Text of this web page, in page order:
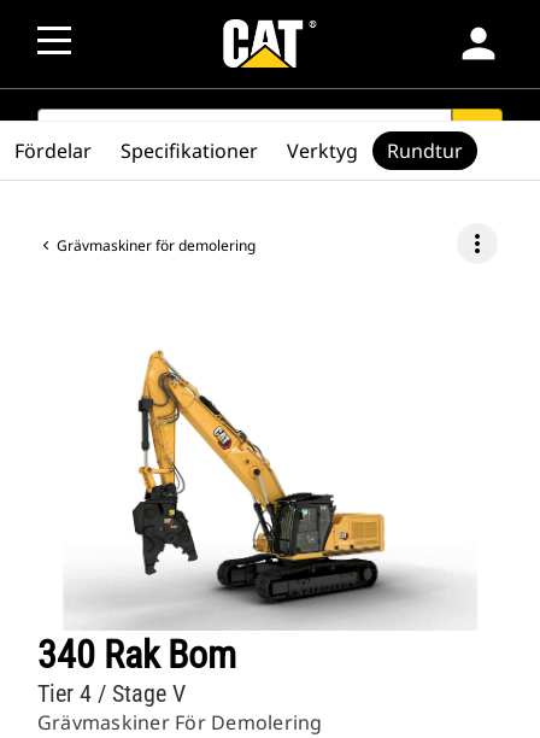
person
SEARCH search
Grävmaskiner för demolering more_vert
340 Rak Bom
Grävmaskiner För Demolering
Tier 4 / Stage V
Fördelar Specifikationer Verktyg Rundtur